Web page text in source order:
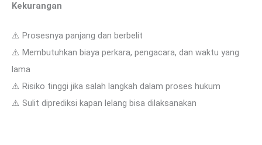
Kekurangan
⚠️ Prosesnya panjang dan berbelit
⚠️ Membutuhkan biaya perkara, pengacara, dan waktu yang
lama
⚠️ Risiko tinggi jika salah langkah dalam proses hukum
⚠️ Sulit diprediksi kapan lelang bisa dilaksanakan